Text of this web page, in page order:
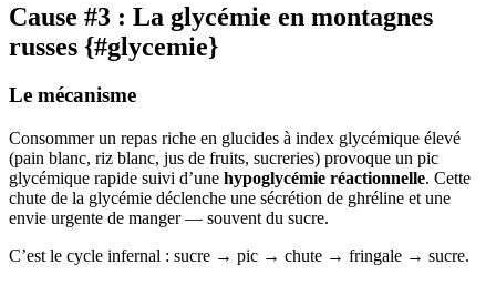
Cause #3 : La glycémie en montagnes
russes {#glycemie}
Le mécanisme
Consommer un repas riche en glucides à index glycémique élevé
(pain blanc, riz blanc, jus de fruits, sucreries) provoque un pic
glycémique rapide suivi d’une hypoglycémie réactionnelle. Cette
chute de la glycémie déclenche une sécrétion de ghréline et une
envie urgente de manger — souvent du sucre.
C’est le cycle infernal : sucre → pic → chute → fringale → sucre.